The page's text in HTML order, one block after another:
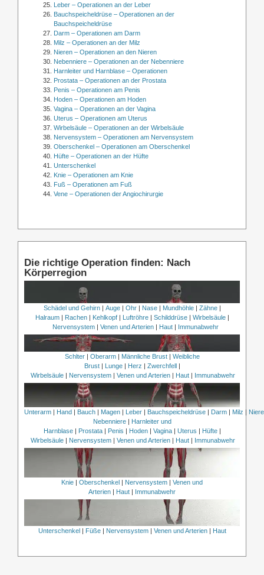
Leber – Operationen an der Leber
Bauchspeicheldrüse – Operationen an der
Bauchspeicheldrüse
Darm – Operationen am Darm
Milz – Operationen an der Milz
Nieren – Operationen an den Nieren
Nebenniere – Operationen an der Nebenniere
Harnleiter und Harnblase – Operationen
Prostata – Operationen an der Prostata
Penis – Operationen am Penis
Hoden – Operationen am Hoden
Vagina – Operationen an der Vagina
Uterus – Operationen am Uterus
Wirbelsäule – Operationen an der Wirbelsäule
Nervensystem – Operationen am Nervensystem
Oberschenkel – Operationen am Oberschenkel
Hüfte – Operationen an der Hüfte
Unterschenkel
Knie – Operationen am Knie
Fuß – Operationen am Fuß
Vene – Operationen der Angiochirurgie
Die richtige Operation finden: Nach
Körperregion
Schädel und Gehirn| Auge| Ohr| Nase| Mundhöhle| Zähne|
Halraum| Rachen| Kehlkopf| Luftröhre| Schilddrüse| Wirbelsäule|
Nervensystem | Venen und Arterien | Haut | Immunabwehr
Schlter| Oberarm| Männliche Brust| Weibliche
Brust| Lunge| Herz | Zwerchfell|
Wirbelsäule | Nervensystem | Venen und Arterien | Haut | Immunabwehr
Unterarm| Hand| Bauch| Magen| Leber| Bauchspeicheldrüse| Darm| Milz |
Nebenniere| Harnleiter und
Harnblase| Prostata| Penis | Hoden| Vagina| Uterus | Hüfte|
Wirbelsäule | Nervensystem | Venen und Arterien | Haut | Immunabwehr
Knie Oberschenkel Nervensystem
Venen und
Arterien
Haut Immunabwehr
Unterschenkel Füße| Nervensystem| Venen und Arterien| Haut